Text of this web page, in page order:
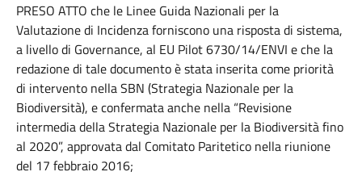
PRESO ATTO che le Linee Guida Nazionali per la
Valutazione di Incidenza forniscono una risposta di sistema,
a livello di Governance, al EU Pilot 6730/14/ENVI e che la
redazione di tale documento è stata inserita come priorità
di intervento nella SBN (Strategia Nazionale per la
Biodiversità), e confermata anche nella “Revisione
intermedia della Strategia Nazionale per la Biodiversità fino
al 2020”, approvata dal Comitato Paritetico nella riunione
del 17 febbraio 2016;